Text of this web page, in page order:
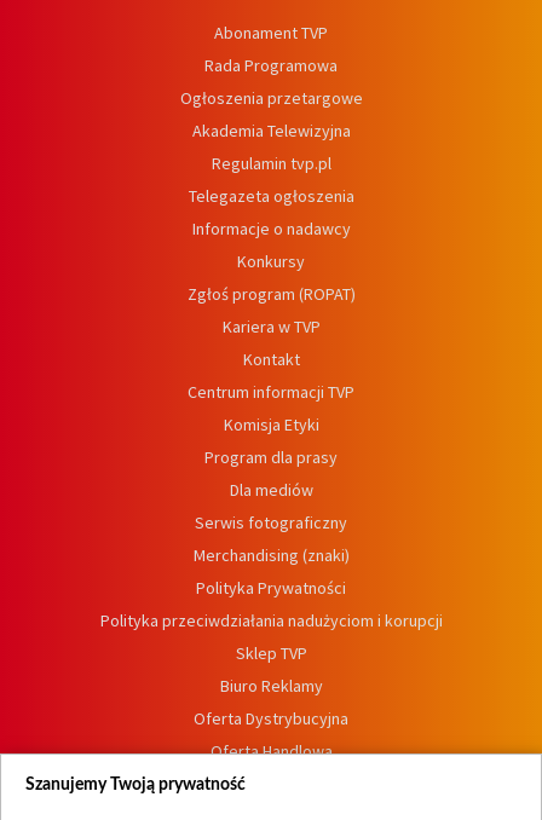
Abonament TVP
Rada Programowa
Ogłoszenia przetargowe
Akademia Telewizyjna
Regulamin tvp.pl
Telegazeta ogłoszenia
Informacje o nadawcy
Konkursy
Zgłoś program (ROPAT)
Kariera w TVP
Kontakt
Centrum informacji TVP
Komisja Etyki
Program dla prasy
Dla mediów
Serwis fotograficzny
Merchandising (znaki)
Polityka Prywatności
Polityka przeciwdziałania nadużyciom i korupcji
Sklep TVP
Biuro Reklamy
Oferta Dystrybucyjna
Oferta Handlowa
Dostępność
Szanujemy Twoją prywatność